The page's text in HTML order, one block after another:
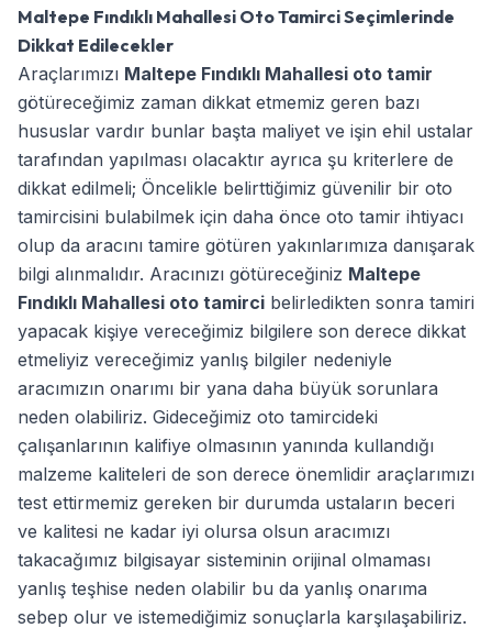
Maltepe Fındıklı Mahallesi Oto Tamirci Seçimlerinde
Dikkat Edilecekler
Araçlarımızı Maltepe Fındıklı Mahallesi oto tamir
götüreceğimiz zaman dikkat etmemiz geren bazı
hususlar vardır bunlar başta maliyet ve işin ehil ustalar
tarafından yapılması olacaktır ayrıca şu kriterlere de
dikkat edilmeli; Öncelikle belirttiğimiz güvenilir bir oto
tamircisini bulabilmek için daha önce oto tamir ihtiyacı
olup da aracını tamire götüren yakınlarımıza danışarak
bilgi alınmalıdır. Aracınızı götüreceğiniz Maltepe
Fındıklı Mahallesi oto tamirci belirledikten sonra tamiri
yapacak kişiye vereceğimiz bilgilere son derece dikkat
etmeliyiz vereceğimiz yanlış bilgiler nedeniyle
aracımızın onarımı bir yana daha büyük sorunlara
neden olabiliriz. Gideceğimiz oto tamircideki
çalışanlarının kalifiye olmasının yanında kullandığı
malzeme kaliteleri de son derece önemlidir araçlarımızı
test ettirmemiz gereken bir durumda ustaların beceri
ve kalitesi ne kadar iyi olursa olsun aracımızı
takacağımız bilgisayar sisteminin orijinal olmaması
yanlış teşhise neden olabilir bu da yanlış onarıma
sebep olur ve istemediğimiz sonuçlarla karşılaşabiliriz.